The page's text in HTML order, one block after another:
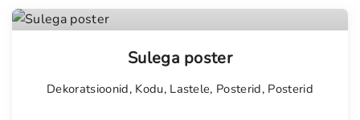
Sulega poster
Dekoratsioonid, Kodu, Lastele, Posterid, Posterid